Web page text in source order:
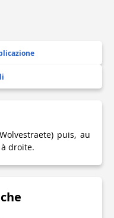
puis, au
droite.